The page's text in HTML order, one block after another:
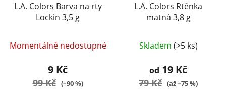
L.A. Colors Barva na rty
Lockin 3,5 g
hodnocení
produktu
Momentálně nedostupné
9 Kč
99 Kč (–90 %)
L.A. Colors Rtěnka
matná 3,8 g
hodnocení
produktu
Skladem (>5 ks)
od 19 Kč
79 Kč (až –75 %)